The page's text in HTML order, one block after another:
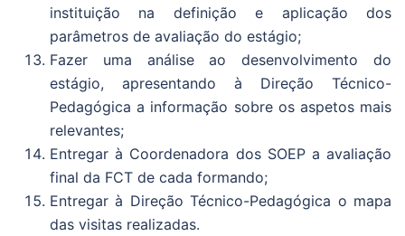
instituição na definição e aplicação dos
parâmetros de avaliação do estágio;
Fazer uma análise ao desenvolvimento do
estágio, apresentando à Direção Técnico-
Pedagógica a informação sobre os aspetos mais
relevantes;
Entregar à Coordenadora dos SOEP a avaliação
final da FCT de cada formando;
Entregar à Direção Técnico-Pedagógica o mapa
das visitas realizadas.